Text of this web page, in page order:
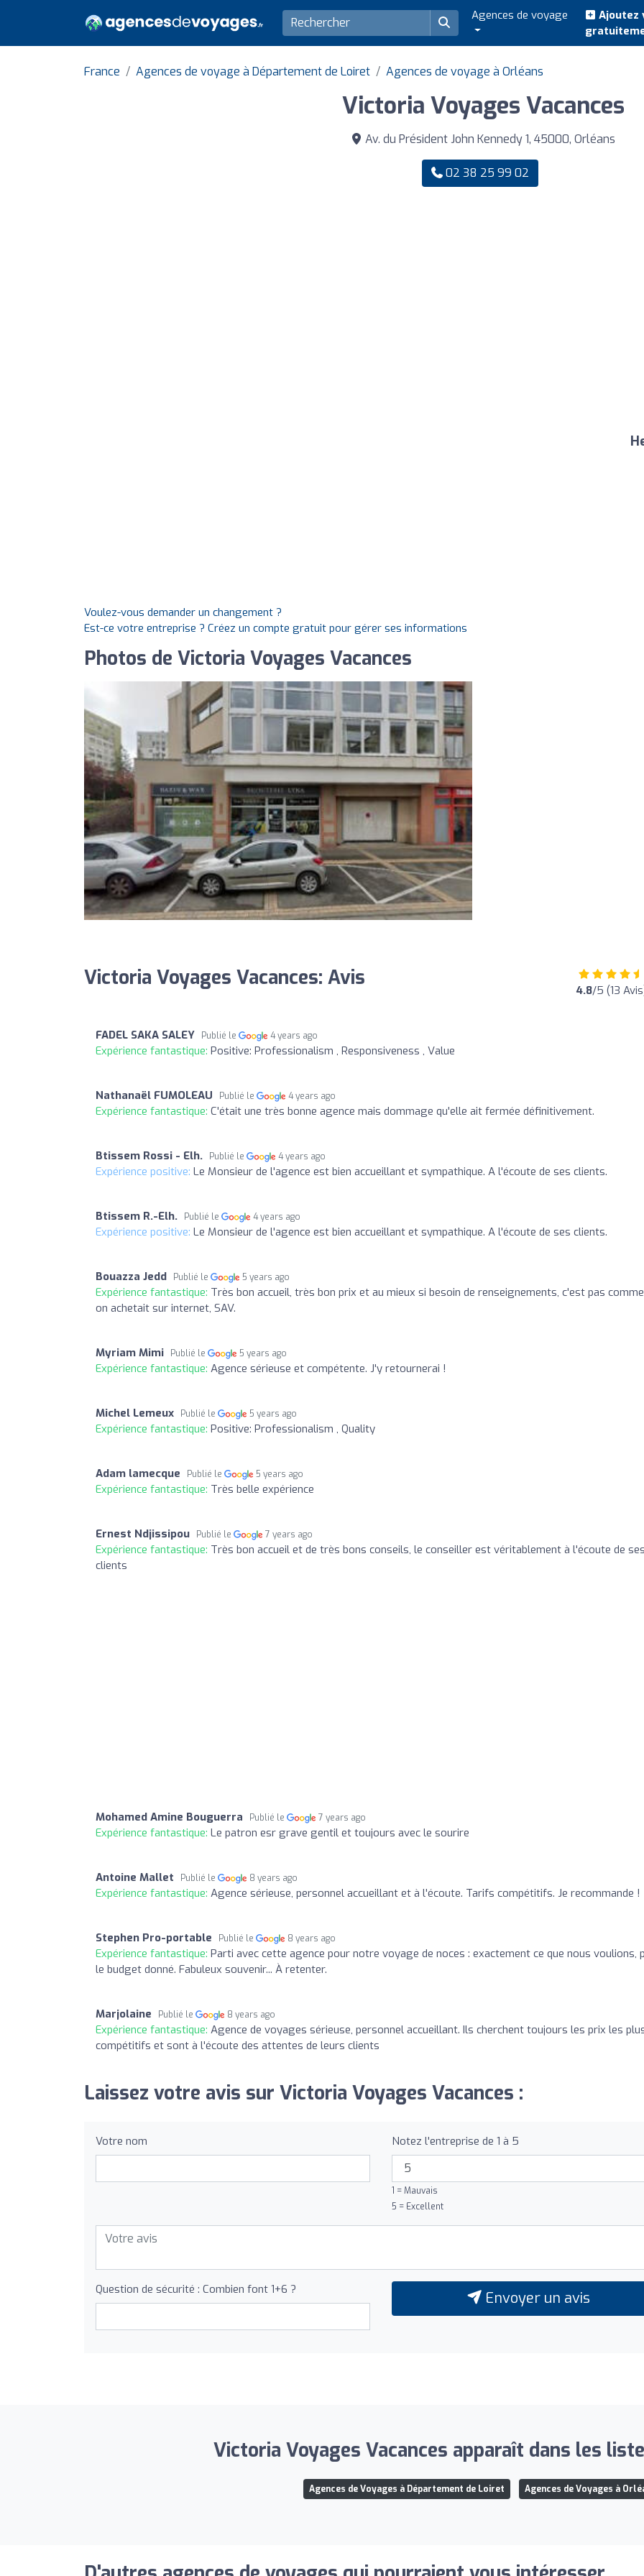
Agences de voyage
Ajoutez
France Agences de voyage à Département de Loiret Agences de voyage à Orléans
Victoria Voyages Vacances
Av. du Président John Kennedy 1, 45000, Orléans
02 38 25 99 02
Voulez-vous demander un changement ?
Est-ce votre entreprise ? Créez un compte gratuit pour gérer ses informations
Photos de Victoria Voyages Vacances
Victoria Voyages Vacances: Avis 4.8/5 (13
FADEL SAKA SALEY Publié le 4 years ago
Expérience fantastique: Positive: Professionalism , Responsiveness , Value
Nathanaël FUMOLEAU Publié le 4 years ago
Expérience fantastique: C'était une très bonne agence mais dommage qu'elle ait fermée définitivement.
Btissem Rossi - Elh. Publié le 4 years ago
Expérience positive: Le Monsieur de l'agence est bien accueillant et sympathique. A l'écoute de ses clients.
Btissem R.-Elh. Publié le 4 years ago
Expérience positive: Le Monsieur de l'agence est bien accueillant et sympathique. A l'écoute de ses clients.
Bouazza Jedd Publié le 5 years ago
Expérience fantastique: Très bon accueil, très bon prix et au mieux si besoin de renseignements, c'est pas
on achetait sur internet, SAV.
Myriam Mimi Publié le 5 years ago
Expérience fantastique: Agence sérieuse et compétente. J'y retournerai !
Michel Lemeux Publié le 5 years ago
Expérience fantastique: Positive: Professionalism , Quality
Adam lamecque Publié le 5 years ago
Expérience fantastique: Très belle expérience
Ernest Ndjissipou Publié le 7 years ago
Expérience fantastique: Très bon accueil et de très bons conseils, le conseiller est véritablement à l'écoute de
clients
Mohamed Amine Bouguerra Publié le 7 years ago
Expérience fantastique: Le patron esr grave gentil et toujours avec le sourire
Antoine Mallet Publié le 8 years ago
Expérience fantastique: Agence sérieuse, personnel accueillant et à l'écoute. Tarifs compétitifs. Je recommande !
Stephen Pro-portable Publié le 8 years ago
Expérience fantastique: Parti avec cette agence pour notre voyage de noces : exactement ce que nous voulions,
le budget donné. Fabuleux souvenir... À retenter.
Marjolaine Publié le 8 years ago
Expérience fantastique: Agence de voyages sérieuse, personnel accueillant. Ils cherchent toujours les prix les
compétitifs et sont à l'écoute des attentes de leurs clients
Laissez votre avis sur Victoria Voyages Vacances :
Votre nom Notez l'entreprise de 1 à 5
1 = Mauvais
5 = Excellent
Question de sécurité : Combien font 1+6 ? Envoyer un avis
Victoria Voyages Vacances apparaît dans les
Agences de Voyages à Département de Loiret Agences de Voyages à